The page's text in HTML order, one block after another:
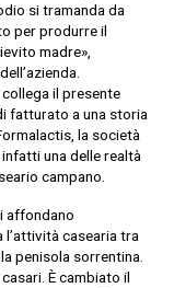
si tramanda da
per produrre il
madre»,
il presente
fatturato a una storia
la società
una delle realtà
campano.
affondano
l’attività casearia tra
penisola sorrentina.
È cambiato il